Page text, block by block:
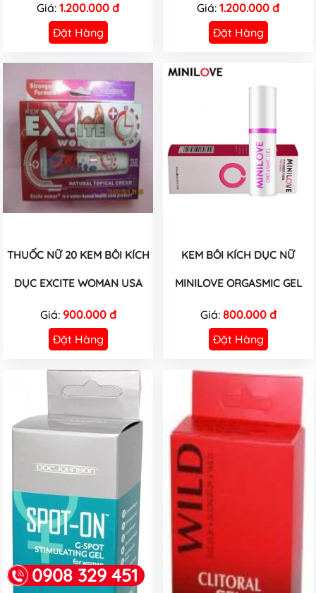
Giá: 1.200.000 đ
Đặt Hàng
Giá: 1.200.000 đ
Đặt Hàng
THUỐC NỮ 20 KEM BÔI KÍCH
DỤC EXCITE WOMAN USA
Giá: 900.000 đ
Đặt Hàng
KEM BÔI KÍCH DỤC NỮ
MINILOVE ORGASMIC GEL
Giá: 800.000 đ
Đặt Hàng
0908 329 451